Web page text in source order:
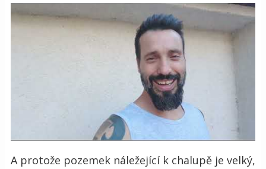
A protože pozemek náležející k chalupě je velký,